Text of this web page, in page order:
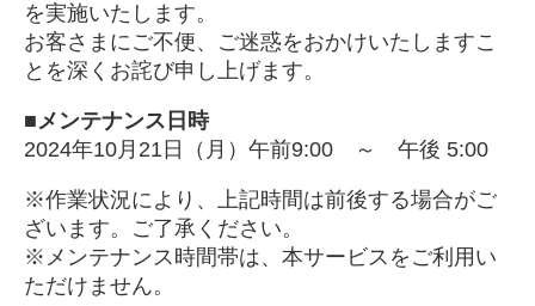
を実施いたします。
お客さまにご不便、ご迷惑をおかけいたしますこ
とを深くお詫び申し上げます。
■メンテナンス日時
2024年10月21日（月）午前9:00 ～ 午後 5:00
※作業状況により、上記時間は前後する場合がご
ざいます。ご了承ください。
※メンテナンス時間帯は、本サービスをご利用い
ただけません。